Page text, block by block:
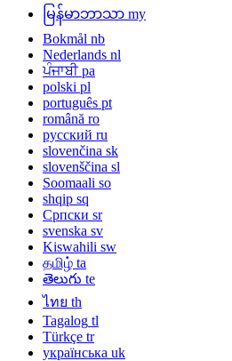
မြန်မာဘာသာ my
Bokmål nb
Nederlands nl
ਪੰਜਾਬੀ pa
polski pl
português pt
română ro
русский ru
slovenčina sk
slovenščina sl
Soomaali so
shqip sq
Српски sr
svenska sv
Kiswahili sw
தமிழ் ta
తెలుగు te
ไทย th
Tagalog tl
Türkçe tr
українська uk